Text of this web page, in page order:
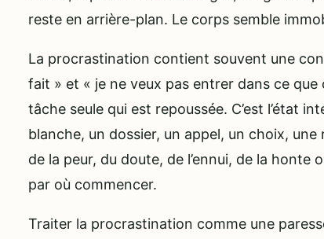
reste en arrière-plan. Le corps semble
La procrastination contient souvent une
fait » et « je ne veux pas entrer dans ce que
tâche seule qui est repoussée. C’est l’état
blanche, un dossier, un appel, un choix,
de la peur, du doute, de l’ennui, de la honte
par où commencer.
Traiter la procrastination comme une